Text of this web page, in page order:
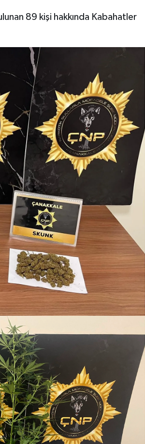
89 kişi hakkında Kabahatler